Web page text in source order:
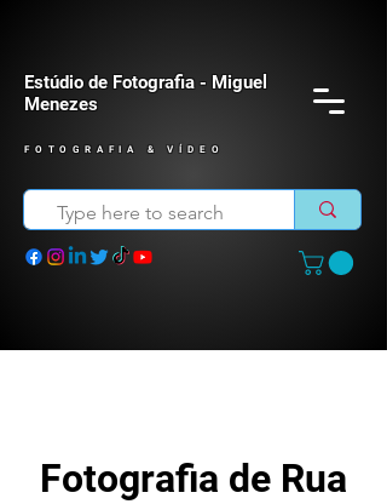
Estúdio de Fotografia - Miguel
Menezes
FOTOGRAFIA & VÍDEO
Fotografia de Rua